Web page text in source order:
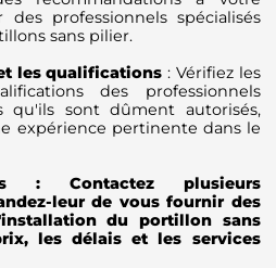
professionnels spécialisés
sans pilier.
les qualifications : Vérifiez les
des professionnels
qu'ils sont dûment autorisés,
expérience pertinente dans le
: Contactez plusieurs
leur de vous fournir des
du portillon sans
les délais et les services